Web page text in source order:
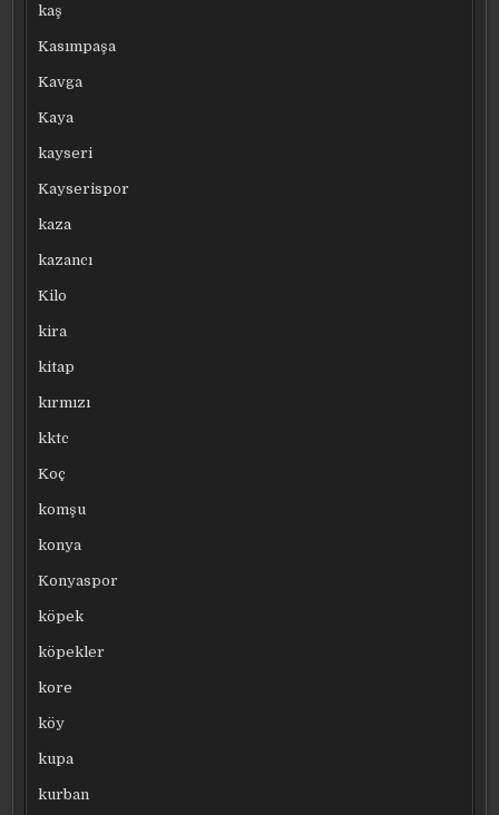
kaş
Kasımpaşa
Kavga
Kaya
kayseri
Kayserispor
kaza
kazancı
Kilo
kira
kitap
kırmızı
kktc
Koç
komşu
konya
Konyaspor
köpek
köpekler
kore
köy
kupa
kurban